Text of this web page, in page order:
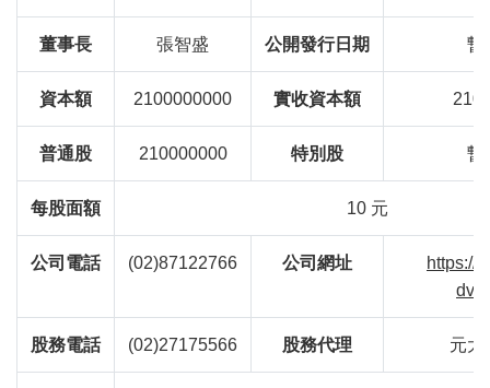
董事長 張智盛 公開發行日期 暫
資本額 2100000000 實收資本額
普通股 210000000 特別股 暫
每股面額 10 元
公司電話 (02)87122766 公司網址
https://
股務電話 (02)27175566 股務代理 元大